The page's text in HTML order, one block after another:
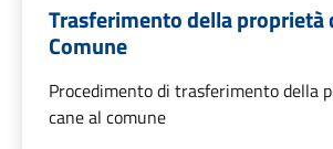
Trasferimento della proprietà
Comune
Procedimento di trasferimento della
cane al comune